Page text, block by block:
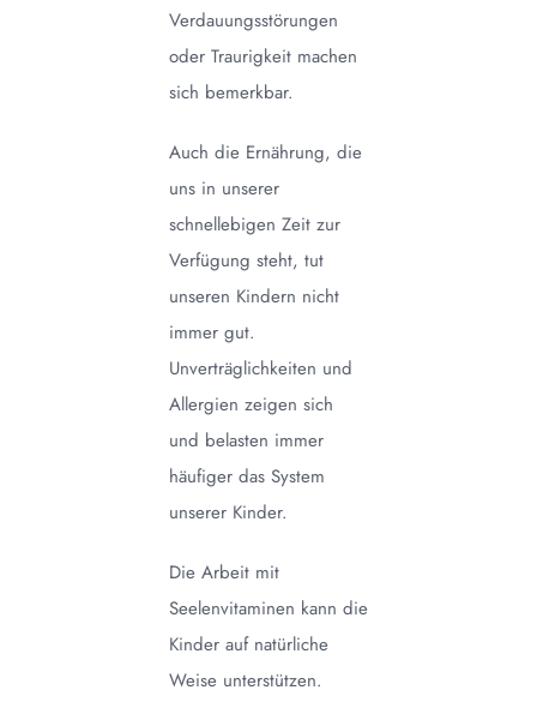
Verdauungsstörungen
oder Traurigkeit machen
sich bemerkbar.
Auch die Ernährung, die
uns in unserer
schnellebigen Zeit zur
Verfügung steht, tut
unseren Kindern nicht
immer gut.
Unverträglichkeiten und
Allergien zeigen sich
und belasten immer
häufiger das System
unserer Kinder.
Die Arbeit mit
Seelenvitaminen kann die
Kinder auf natürliche
Weise unterstützen.